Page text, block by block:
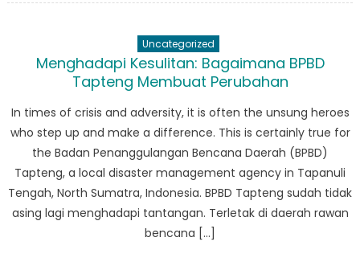
BPBD
Tengah:
dalam
Tim
Tanggap
Bencana
Uncategorized
Menghadapi Kesulitan: Bagaimana BPBD
Tapteng Membuat Perubahan
In times of crisis and adversity, it is often the unsung heroes
who step up and make a difference. This is certainly true for
the Badan Penanggulangan Bencana Daerah (BPBD)
Tapteng, a local disaster management agency in Tapanuli
Tengah, North Sumatra, Indonesia. BPBD Tapteng sudah tidak
asing lagi menghadapi tantangan. Terletak di daerah rawan
bencana […]